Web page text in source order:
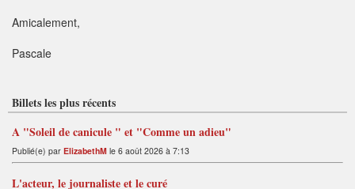
Amicalement,
Pascale
Billets les plus récents
A "Soleil de canicule " et "Comme un adieu"
Publié(e) par ElizabethM le 6 août 2026 à 7:13
L'acteur, le journaliste et le curé